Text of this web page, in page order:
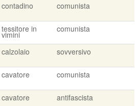
contadino comunista
tessitore in
vimini
comunista
calzolaio sovversivo
cavatore comunista
cavatore antifascista